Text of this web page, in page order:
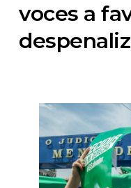
voces a